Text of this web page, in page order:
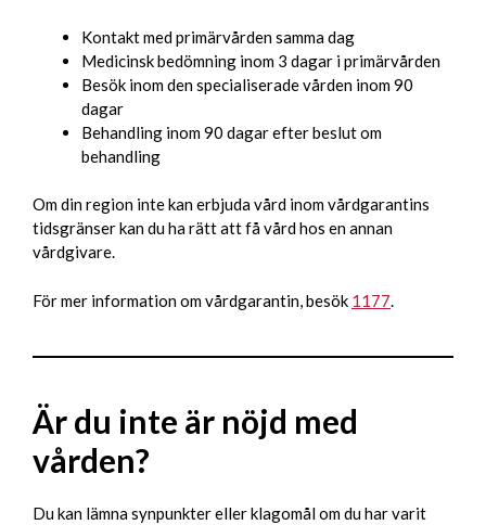
Kontakt med primärvården samma dag
Medicinsk bedömning inom 3 dagar i primärvården
Besök inom den specialiserade vården inom 90
dagar
Behandling inom 90 dagar efter beslut om
behandling
Om din region inte kan erbjuda vård inom vårdgarantins
tidsgränser kan du ha rätt att få vård hos en annan
vårdgivare.
För mer information om vårdgarantin, besök 1177.
Är du inte är nöjd med
vården?
Du kan lämna synpunkter eller klagomål om du har varit